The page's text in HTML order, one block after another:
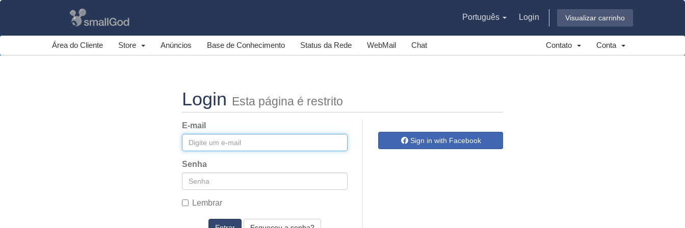
Português Login Visualizar carrinho
Área do Cliente Store Anúncios Base de Conhecimento Status da Rede WebMail Chat Contato Conta
Login Esta página é restrito
E-mail
Senha
Lembrar
Sign in with Facebook